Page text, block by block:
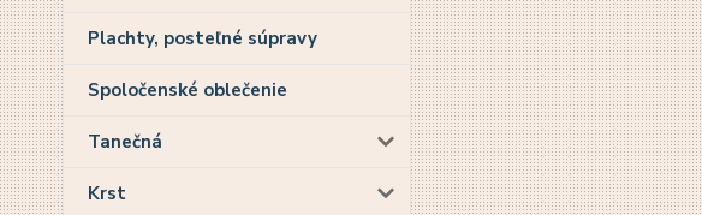
Plachty, posteľné súpravy
Spoločenské oblečenie
Tanečná
Krst